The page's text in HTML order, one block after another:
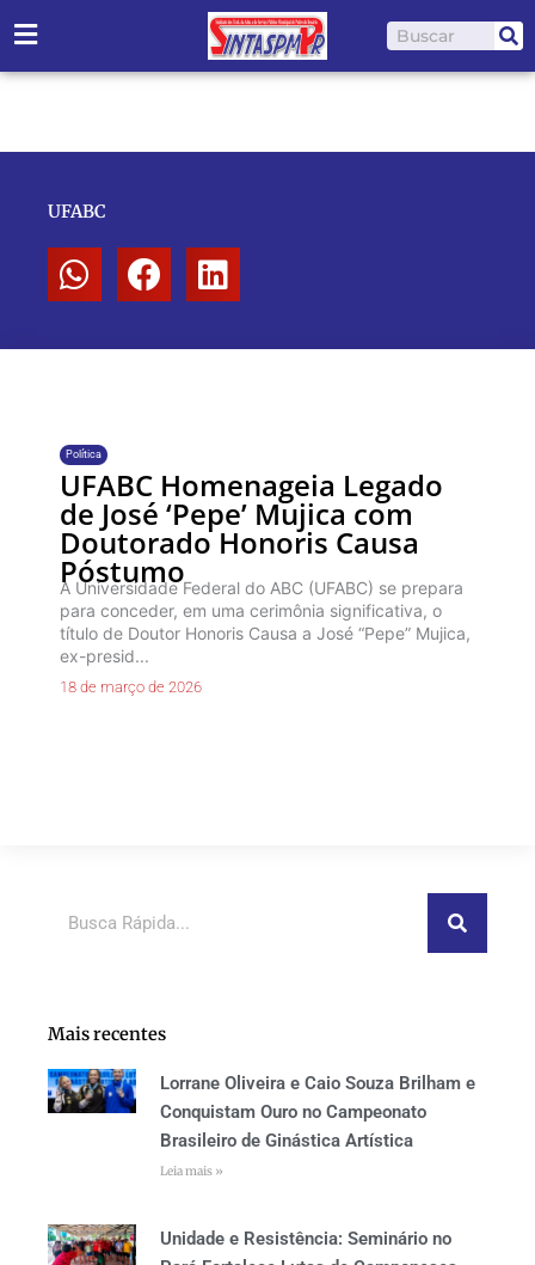
para
o
Pesquisar
UFABC
Política
UFABC Homenageia Legado
de José ‘Pepe’ Mujica com
Doutorado Honoris Causa
Póstumo
A Universidade Federal do ABC (UFABC) se prepara
para conceder, em uma cerimônia significativa, o
título de Doutor Honoris Causa a José “Pepe” Mujica,
ex-presid...
18 de março de 2026
Mais recentes
Lorrane Oliveira e Caio Souza Brilham e
Conquistam Ouro no Campeonato
Brasileiro de Ginástica Artística
Leia mais »
Unidade e Resistência: Seminário no